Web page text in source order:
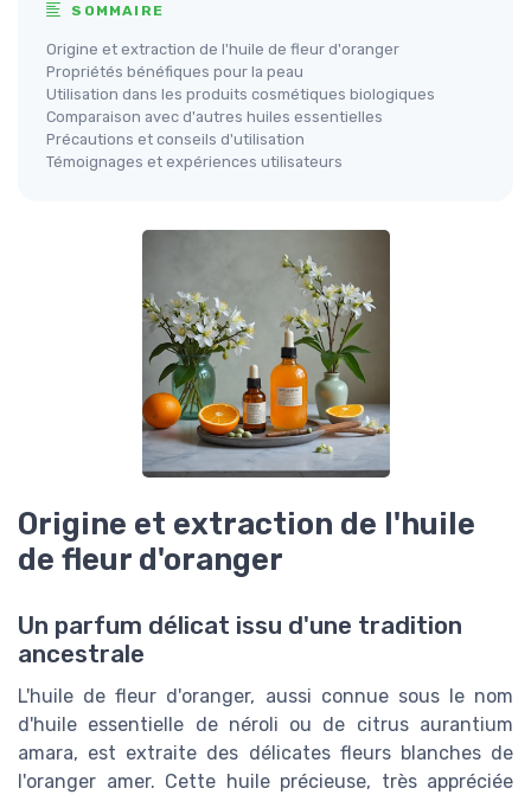
SOMMAIRE
Origine et extraction de l'huile de fleur d'oranger
Propriétés bénéfiques pour la peau
Utilisation dans les produits cosmétiques biologiques
Comparaison avec d'autres huiles essentielles
Précautions et conseils d'utilisation
Témoignages et expériences utilisateurs
Origine et extraction de l'huile
de fleur d'oranger
Un parfum délicat issu d'une tradition
ancestrale
L'huile de fleur d'oranger, aussi connue sous le nom
d'huile essentielle de néroli ou de citrus aurantium
amara, est extraite des délicates fleurs blanches de
l'oranger amer. Cette huile précieuse, très appréciée